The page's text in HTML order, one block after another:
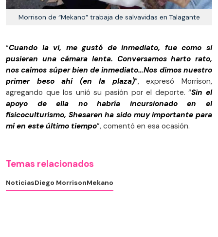
Morrison de “Mekano” trabaja de salvavidas en Talagante
“Cuando la vi, me gustó de inmediato, fue como si
pusieran una cámara lenta. Conversamos harto rato,
nos caímos súper bien de inmediato…Nos dimos nuestro
primer beso ahí (en la plaza)”, expresó Morrison,
agregando que los unió su pasión por el deporte. “Sin el
apoyo de ella no habría incursionado en el
fisicoculturismo, Shesaren ha sido muy importante para
mí en este último tiempo”, comentó en esa ocasión.
Temas relacionados
NoticiasDiego MorrisonMekano